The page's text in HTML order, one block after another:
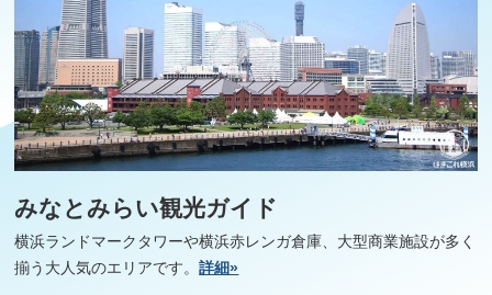
みなとみらい観光ガイド
横浜ランドマークタワーや横浜赤レンガ倉庫、大型商業施設が多く
揃う大人気のエリアです。詳細»